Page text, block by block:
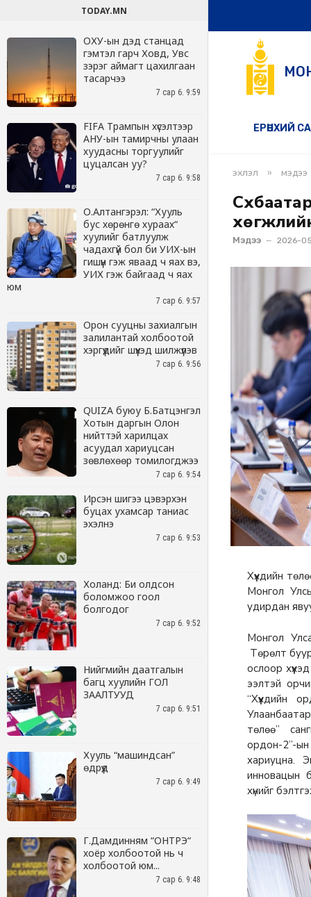
TODAY.MN
ОХУ-ын дэд станцад
гэмтэл гарч Ховд, Увс
зэрэг аймагт цахилгаан
тасарчээ
7 сар 6. 9:59
FIFA Трампын хүсэлтээр
АНУ-ын тамирчны улаан
хуудасны торгуулийг
цуцалсан уу?
7 сар 6. 9:58
О.Алтангэрэл: “Хууль
бус хөрөнгө хураах“
хуулийг батлуулж
чадахгүй бол би УИХ-ын
гишүүн гэж яваад ч яах вэ,
УИХ гэж байгаад ч яах
юм
7 сар 6. 9:57
Орон сууцны захиалгын
залилантай холбоотой
хэргүүдийг шүүхэд шилжүүлэв
7 сар 6. 9:56
QUIZA буюу Б.Батцэнгэл
Хотын даргын Олон
нийттэй харилцах
асуудал хариуцсан
зөвлөхөөр томилогджээ
7 сар 6. 9:54
Ирсэн шигээ цэвэрхэн
буцах ухамсар таниас
эхэлнэ
7 сар 6. 9:53
Холанд: Би олдсон
боломжоо гоол
болгодог
7 сар 6. 9:52
Нийгмийн даатгалын
багц хуулийн ГОЛ
ЗААЛТУУД
7 сар 6. 9:51
Хууль “машиндсан”
өдрүүд
7 сар 6. 9:49
Г.Дамдинням “ОНТРЭ“
хоёр холбоотой нь ч
холбоотой юм...
7 сар 6. 9:48